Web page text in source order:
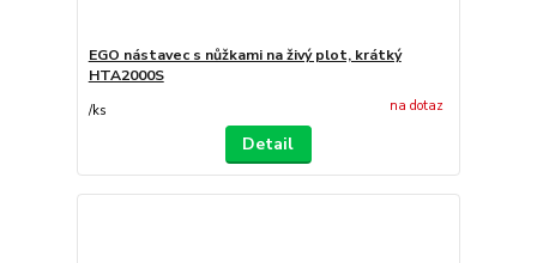
EGO nástavec s nůžkami na živý plot, krátký
HTA2000S
/ks na dotaz
Detail